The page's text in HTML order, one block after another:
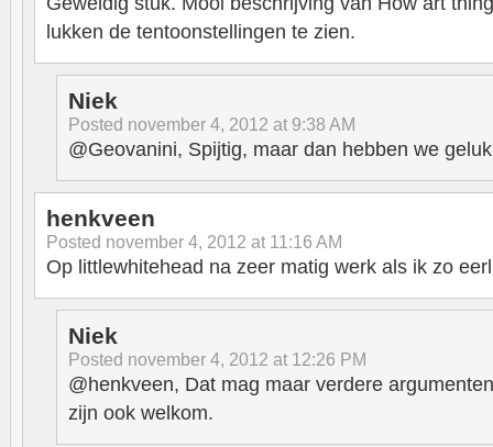
lukken de tentoonstellingen te zien.
Niek
Posted november 4, 2012 at 9:38 AM
@Geovanini, Spijtig, maar dan hebben we
henkveen
Posted november 4, 2012 at 11:16 AM
Op littlewhitehead na zeer matig werk als ik zo
Niek
Posted november 4, 2012 at 12:26 PM
@henkveen, Dat mag maar verdere
zijn ook welkom.